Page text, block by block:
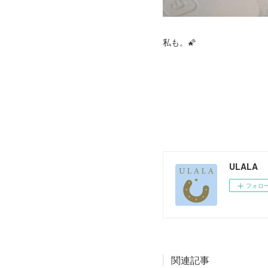
私も。🌠
ULALA
フォロ
関連記事